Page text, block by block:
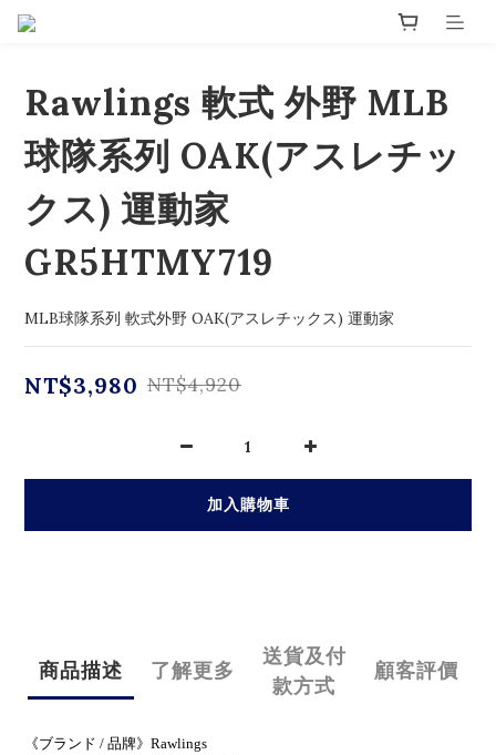
Rawlings 軟式 外野 MLB
球隊系列 OAK(アスレチッ
クス) 運動家
GR5HTMY719
MLB球隊系列 軟式外野 OAK(アスレチックス) 運動家
NT$3,980 NT$4,920
加入購物車
商品描述 了解更多
送貨及付
款方式
顧客評價
《ブランド / 品牌》Rawlings